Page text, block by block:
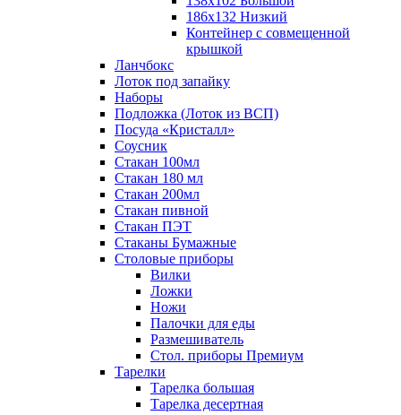
186х132 Низкий
Контейнер с совмещенной
крышкой
Ланчбокс
Лоток под запайку
Наборы
Подложка (Лоток из ВСП)
Посуда «Кристалл»
Соусник
Стакан 100мл
Стакан 180 мл
Стакан 200мл
Стакан пивной
Стакан ПЭТ
Стаканы Бумажные
Столовые приборы
Вилки
Ложки
Ножи
Палочки для еды
Размешиватель
Стол. приборы Премиум
Тарелки
Тарелка большая
Тарелка десертная